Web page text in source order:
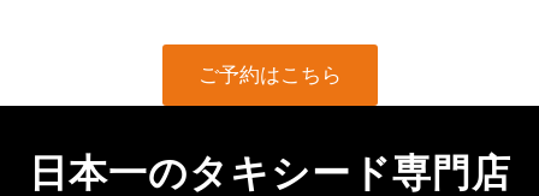
ご予約はこちら
日本一のタキシード専門店